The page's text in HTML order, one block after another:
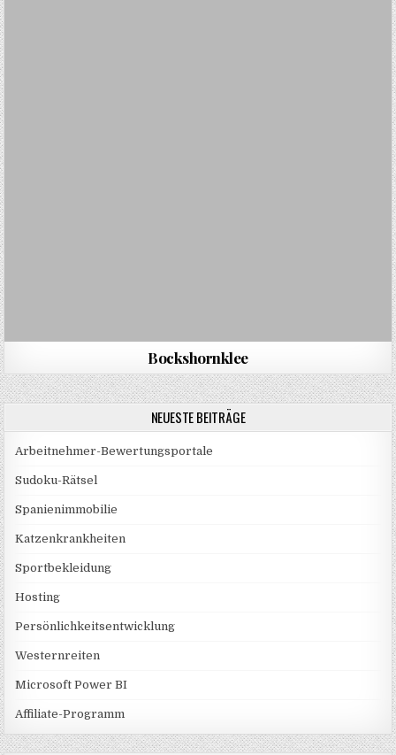
Bockshornklee
NEUESTE BEITRÄGE
Arbeitnehmer-Bewertungsportale
Sudoku-Rätsel
Spanienimmobilie
Katzenkrankheiten
Sportbekleidung
Hosting
Persönlichkeitsentwicklung
Westernreiten
Microsoft Power BI
Affiliate-Programm